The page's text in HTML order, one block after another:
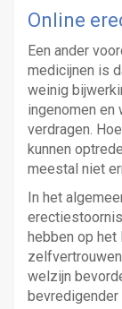
Online
Een ander
medicijnen is
weinig
ingenomen en
verdragen.
kunnen
meestal niet
In het
hebben op het
welzijn